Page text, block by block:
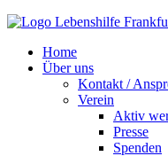
Home
Über uns
Kontakt /
Verein
Aktiv
Presse
Spenden